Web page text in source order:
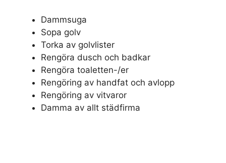
Dammsuga
Sopa golv
Torka av golvlister
Rengöra dusch och badkar
Rengöra toaletten-/er
Rengöring av handfat och avlopp
Rengöring av vitvaror
Damma av allt städfirma